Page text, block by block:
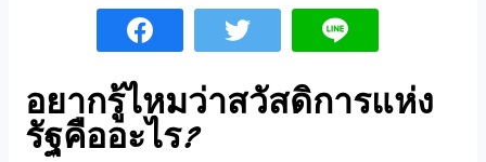
อยากรู้ไหมว่าสวัสดิการแห่ง
รัฐคืออะไร?